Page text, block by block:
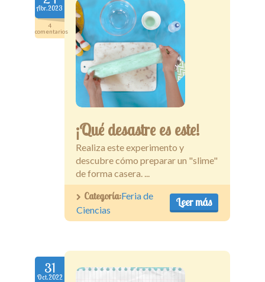
Secciones
Tiendita
Docentes
Abr.2023
4
comentarios
¡Qué desastre es este!
Realiza este experimento y
descubre cómo preparar un "slime"
de forma casera. ...
Leer más
Categoría:Feria de
Ciencias
31
Oct.2022